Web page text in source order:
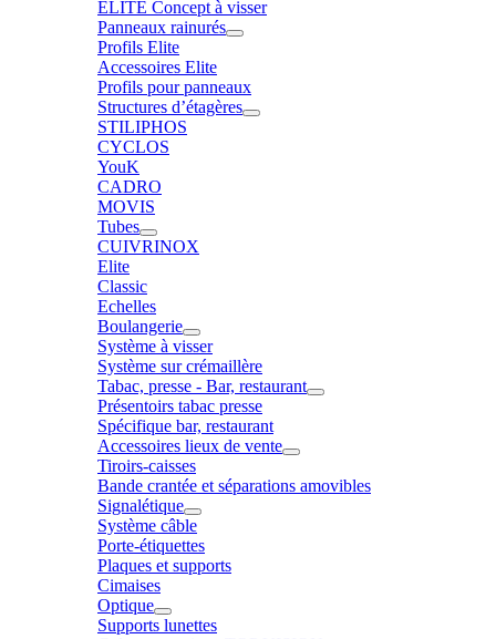
ELITE Concept à visser
Panneaux rainurés
Profils Elite
Accessoires Elite
Profils pour panneaux
Structures d’étagères
STILIPHOS
CYCLOS
YouK
CADRO
MOVIS
Tubes
CUIVRINOX
Elite
Classic
Echelles
Boulangerie
Système à visser
Système sur crémaillère
Tabac, presse - Bar, restaurant
Présentoirs tabac presse
Spécifique bar, restaurant
Accessoires lieux de vente
Tiroirs-caisses
Bande crantée et séparations amovibles
Signalétique
Système câble
Porte-étiquettes
Plaques et supports
Cimaises
Optique
Supports lunettes